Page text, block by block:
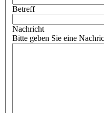
Betreff
Nachricht
Bitte geben Sie eine